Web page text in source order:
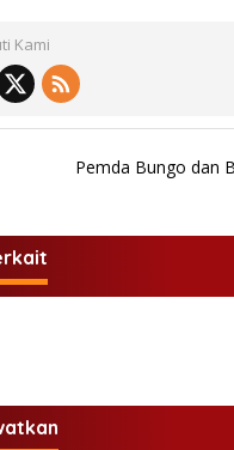
Kami
Pemda Bungo dan